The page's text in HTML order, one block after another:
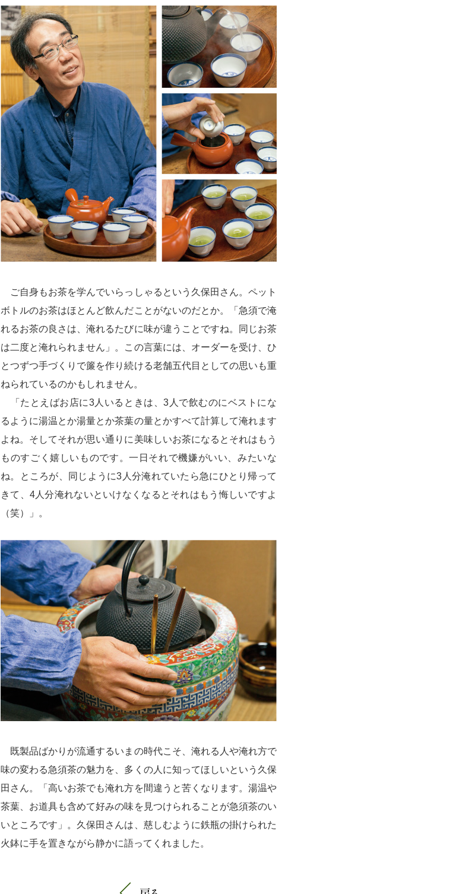
ご自身もお茶を学んでいらっしゃるという久保田さん。ペット
ボトルのお茶はほとんど飲んだことがないのだとか。「急須で淹
れるお茶の良さは、淹れるたびに味が違うことですね。同じお茶
は二度と淹れられません」。この言葉には、オーダーを受け、ひ
とつずつ手づくりで簾を作り続ける老舗五代目としての思いも重
ねられているのかもしれません。
「たとえばお店に3人いるときは、3人で飲むのにベストにな
るように湯温とか湯量とか茶葉の量とかすべて計算して淹れます
よね。そしてそれが思い通りに美味しいお茶になるとそれはもう
ものすごく嬉しいものです。一日それで機嫌がいい、みたいな
ね。ところが、同じように3人分淹れていたら急にひとり帰って
きて、4人分淹れないといけなくなるとそれはもう悔しいですよ
（笑）」。
既製品ばかりが流通するいまの時代こそ、淹れる人や淹れ方で
味の変わる急須茶の魅力を、多くの人に知ってほしいという久保
田さん。「高いお茶でも淹れ方を間違うと苦くなります。湯温や
茶葉、お道具も含めて好みの味を見つけられることが急須茶のい
いところです」。久保田さんは、慈しむように鉄瓶の掛けられた
火鉢に手を置きながら静かに語ってくれました。